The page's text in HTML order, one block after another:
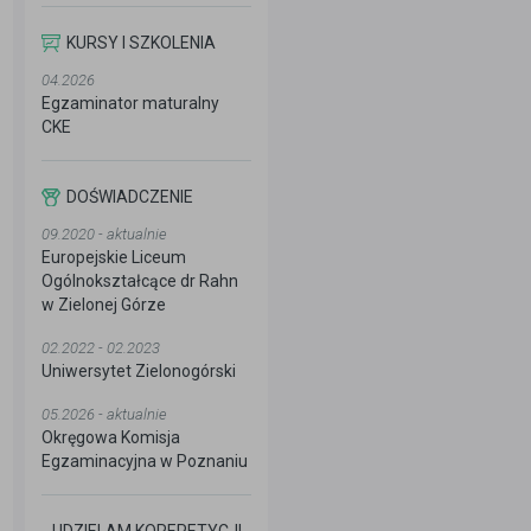
KURSY I SZKOLENIA
04.2026
Egzaminator maturalny
CKE
DOŚWIADCZENIE
09.2020 - aktualnie
Europejskie Liceum
Ogólnokształcące dr Rahn
w Zielonej Górze
02.2022 - 02.2023
Uniwersytet Zielonogórski
05.2026 - aktualnie
Okręgowa Komisja
Egzaminacyjna w Poznaniu